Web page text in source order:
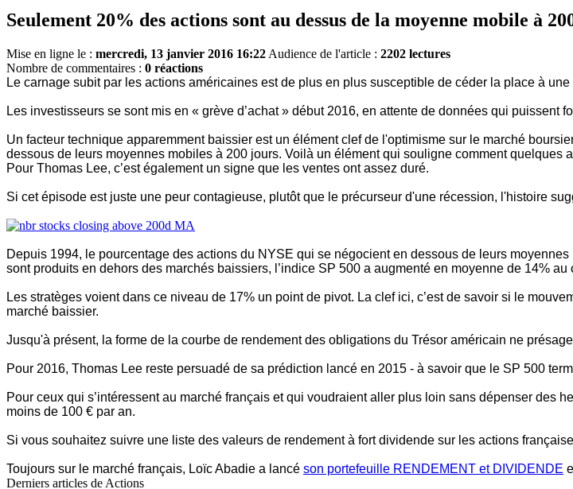
Seulement 20% des actions sont au dessus de la moyenne mobile à
Mise en ligne le : mercredi, 13 janvier 2016 16:22 Audience de l'article : 2202 lectures
Nombre de commentaires : 0 réactions
Le carnage subit par les actions américaines est de plus en plus susceptible de céder la place à
Les investisseurs se sont mis en « grève d’achat » début 2016, en attente de données qui puissent
Un facteur technique apparemment baissier est un élément clef de l'optimisme sur le marché
dessous de leurs moyennes mobiles à 200 jours. Voilà un élément qui souligne comment
Pour Thomas Lee, c’est également un signe que les ventes ont assez duré.
Si cet épisode est juste une peur contagieuse, plutôt que le précurseur d'une récession, l'histoire
Depuis 1994, le pourcentage des actions du NYSE qui se négocient en dessous de leurs
sont produits en dehors des marchés baissiers, l’indice SP 500 a augmenté en moyenne de 14%
Les stratèges voient dans ce niveau de 17% un point de pivot. La clef ici, c’est de savoir si le
marché baissier.
Jusqu'à présent, la forme de la courbe de rendement des obligations du Trésor américain ne
Pour 2016, Thomas Lee reste persuadé de sa prédiction lancé en 2015 - à savoir que le SP 500
Pour ceux qui s’intéressent au marché français et qui voudraient aller plus loin sans dépenser des
moins de 100 € par an.
Si vous souhaitez suivre une liste des valeurs de rendement à fort dividende sur les actions
Toujours sur le marché français, Loïc Abadie a lancé son portefeuille RENDEMENT et DIVIDENDE
Derniers articles de Actions